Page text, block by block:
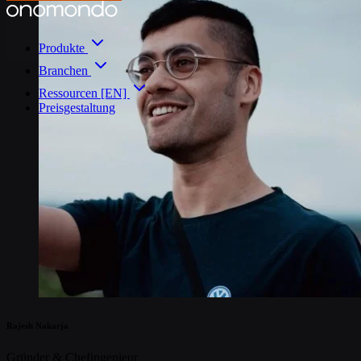
Produkte
Branchen
Ressourcen [EN]
Preisgestaltung